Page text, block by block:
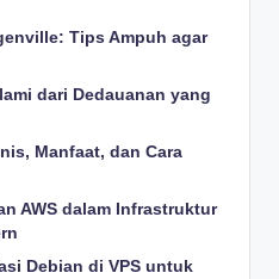
Tips Ampuh agar
dari Dedauanan yang
Manfaat, dan Cara
AWS dalam Infrastruktur
Debian di VPS untuk